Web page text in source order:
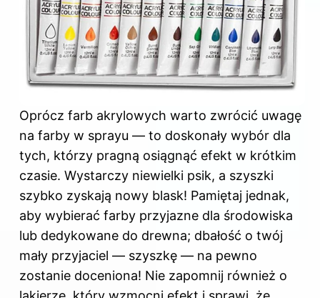
Oprócz farb akrylowych warto zwrócić uwagę
na farby w sprayu — to doskonały wybór dla
tych, którzy pragną osiągnąć efekt w krótkim
czasie. Wystarczy niewielki psik, a szyszki
szybko zyskają nowy blask! Pamiętaj jednak,
aby wybierać farby przyjazne dla środowiska
lub dedykowane do drewna; dbałość o twój
mały przyjaciel — szyszkę — na pewno
zostanie doceniona! Nie zapomnij również o